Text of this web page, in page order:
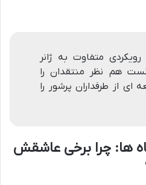
با رویکردی متفاوت به ژانر
هم نظر منتقدان را
از طرفداران پرشور را
ها: چرا برخی عاشقش